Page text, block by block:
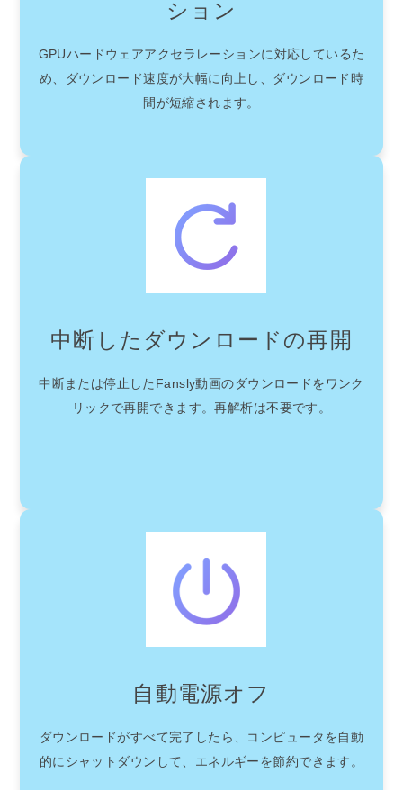
ション
GPUハードウェアアクセラレーションに対応しているた
め、ダウンロード速度が大幅に向上し、ダウンロード時
間が短縮されます。
中断したダウンロードの再開
中断または停止したFansly動画のダウンロードをワンク
リックで再開できます。再解析は不要です。
自動電源オフ
ダウンロードがすべて完了したら、コンピュータを自動
的にシャットダウンして、エネルギーを節約できます。